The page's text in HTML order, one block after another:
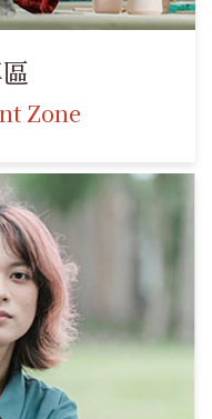
Zone